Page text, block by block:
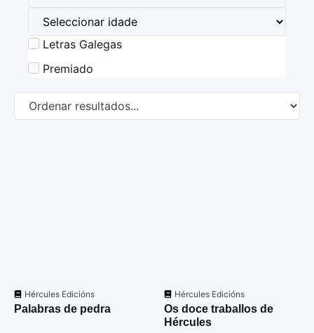
Letras Galegas
Premiado
Hércules Edicións
Palabras de pedra
Hércules Edicións
Os doce traballos de
Hércules